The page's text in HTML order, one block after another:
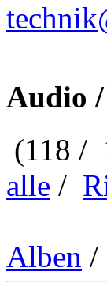
Audio
(118 /
alle /
Alben /